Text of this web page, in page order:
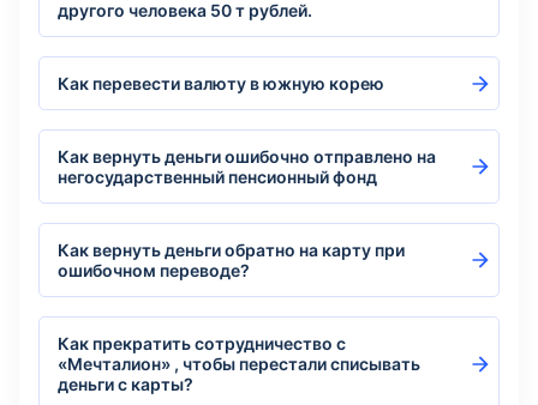
другого человека 50 т рублей.
Как перевести валюту в южную корею
Как вернуть деньги ошибочно отправлено на
негосударственный пенсионный фонд
Как вернуть деньги обратно на карту при
ошибочном переводе?
Как прекратить сотрудничество с
«Мечталион» , чтобы перестали списывать
деньги с карты?